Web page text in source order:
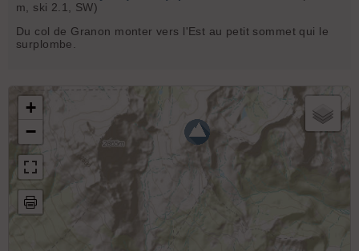
m, ski 2.1, SW)
Du col de Granon monter vers l'Est au petit sommet qui le
surplombe.
+
−